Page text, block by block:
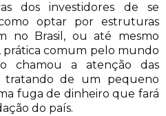
dos investidores de se
optar por estruturas
no Brasil, ou até mesmo
prática comum pelo mundo
chamou a atenção das
tratando de um pequeno
fuga de dinheiro que fará
do país.